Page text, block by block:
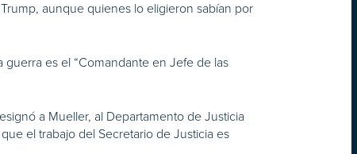
aunque quienes lo eligieron sabían por
es el “Comandante en Jefe de las
a Mueller, al Departamento de Justicia
el trabajo del Secretario de Justicia es